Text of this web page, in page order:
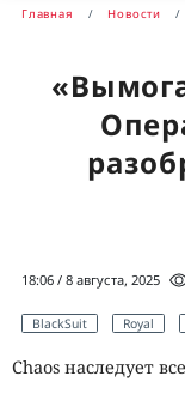
Главная Новости
18:06 / 8 августа, 2025
BlackSuit Royal
Chaos наследует